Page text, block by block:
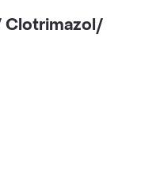
Clotrimazol/